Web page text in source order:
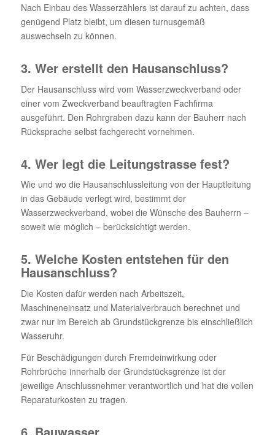
Nach Einbau des Wasserzählers ist darauf zu achten, dass
genügend Platz bleibt, um diesen turnusgemäß
auswechseln zu können.
3. Wer erstellt den Hausanschluss?
Der Hausanschluss wird vom Wasserzweckverband oder
einer vom Zweckverband beauftragten Fachfirma
ausgeführt. Den Rohrgraben dazu kann der Bauherr nach
Rücksprache selbst fachgerecht vornehmen.
4. Wer legt die Leitungstrasse fest?
Wie und wo die Hausanschlussleitung von der Hauptleitung
in das Gebäude verlegt wird, bestimmt der
Wasserzweckverband, wobei die Wünsche des Bauherrn –
soweit wie möglich – berücksichtigt werden.
5. Welche Kosten entstehen für den
Hausanschluss?
Die Kosten dafür werden nach Arbeitszeit,
Maschineneinsatz und Materialverbrauch berechnet und
zwar nur im Bereich ab Grundstückgrenze bis einschließlich
Wasseruhr.
Für Beschädigungen durch Fremdeinwirkung oder
Rohrbrüche innerhalb der Grundstücksgrenze ist der
jeweilige Anschlussnehmer verantwortlich und hat die vollen
Reparaturkosten zu tragen.